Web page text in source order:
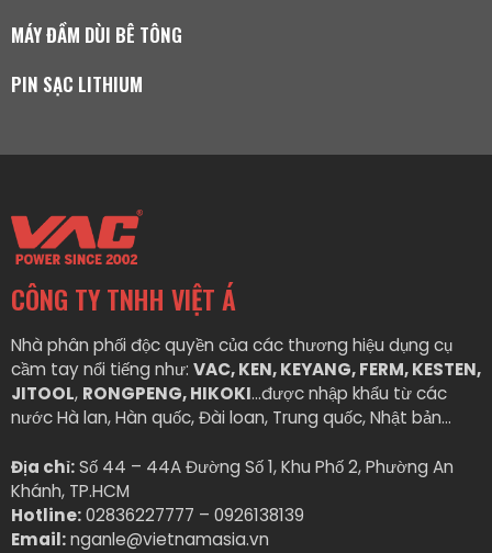
MÁY ĐẦM DÙI BÊ TÔNG
PIN SẠC LITHIUM
CÔNG TY TNHH VIỆT Á
Nhà phân phối độc quyền của các thương hiệu dụng cụ
cầm tay nổi tiếng như: VAC, KEN, KEYANG, FERM, KESTEN,
JITOOL, RONGPENG, HIKOKI…được nhập khẩu từ các
nước Hà lan, Hàn quốc, Đài loan, Trung quốc, Nhật bản…
Địa chỉ:Số 44 – 44A Đường Số 1, Khu Phố 2, Phường An
Khánh, TP.HCM
Hotline:02836227777 – 0926138139
Email:nganle@vietnamasia.vn